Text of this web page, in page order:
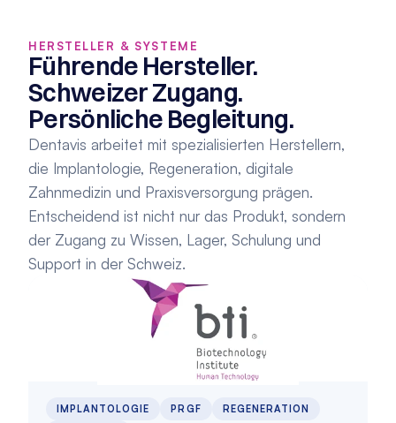
HERSTELLER & SYSTEME
Führende Hersteller.
Schweizer Zugang.
Persönliche Begleitung.
Dentavis arbeitet mit spezialisierten Herstellern,
die Implantologie, Regeneration, digitale
Zahnmedizin und Praxisversorgung prägen.
Entscheidend ist nicht nur das Produkt, sondern
der Zugang zu Wissen, Lager, Schulung und
Support in der Schweiz.
IMPLANTOLOGIE PRGF
REGENERATION